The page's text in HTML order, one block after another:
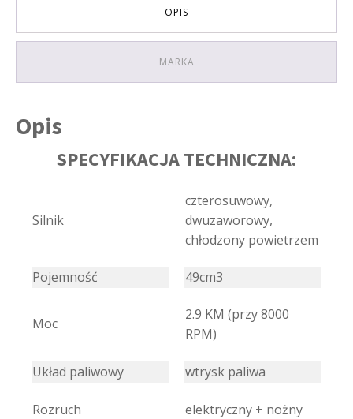
OPIS
MARKA
Opis
SPECYFIKACJA TECHNICZNA:
Silnik
czterosuwowy,
dwuzaworowy,
chłodzony powietrzem
Pojemność 49cm3
Moc
2.9 KM (przy 8000
RPM)
Układ paliwowy wtrysk paliwa
Rozruch elektryczny + nożny